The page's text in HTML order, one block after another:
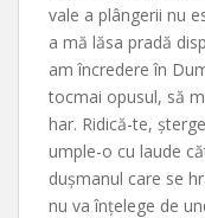
vale a plângerii nu
a mă lăsa pradă
am încredere în
tocmai opusul, să
har. Ridică-te,
umple-o cu laude
dușmanul care se
nu va înțelege de